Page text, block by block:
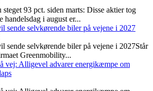
steget 93 pct. siden marts: Disse aktier tog
handelsdag i august er...
sende selvkørende biler på vejene i 2027
sende selvkørende biler på vejene i 2027Står
Greenmobility...
vej: Alligevel advarer energikæmpe om